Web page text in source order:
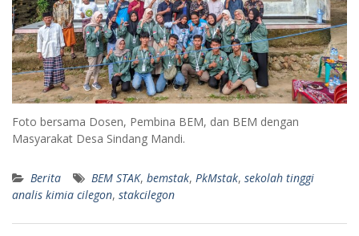
Foto bersama Dosen, Pembina BEM, dan BEM dengan
Masyarakat Desa Sindang Mandi.
Berita BEM STAK, bemstak, PkMstak, sekolah tinggi
analis kimia cilegon, stakcilegon